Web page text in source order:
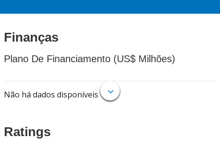
Finanças
Plano De Financiamento (US$ Milhões)
Não há dados disponíveis
Ratings